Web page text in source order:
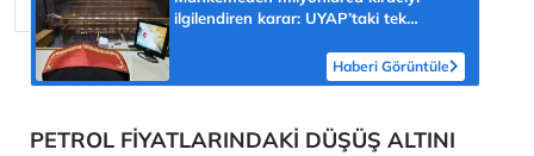
ilgilendiren karar: UYAP’taki tek
Haberi Görüntüle
PETROL FİYATLARINDAKİ DÜŞÜŞ ALTINI